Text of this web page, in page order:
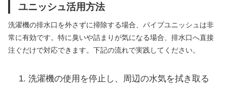
ユニッシュ活用方法
洗濯機の排水口を外さずに掃除する場合、パイプユニッシュは非
常に有効です。特に臭いや詰まりが気になる場合、排水口へ直接
注ぐだけで対応できます。下記の流れで実践してください。
洗濯機の使用を停止し、周辺の水気を拭き取る